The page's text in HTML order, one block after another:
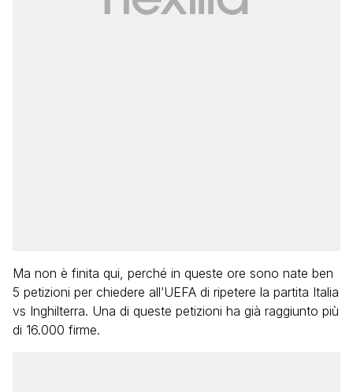
Ma non è finita qui, perché in queste ore sono nate ben
5 petizioni per chiedere all’UEFA di ripetere la partita Italia
vs Inghilterra. Una di queste petizioni ha già raggiunto più
di 16.000 firme.